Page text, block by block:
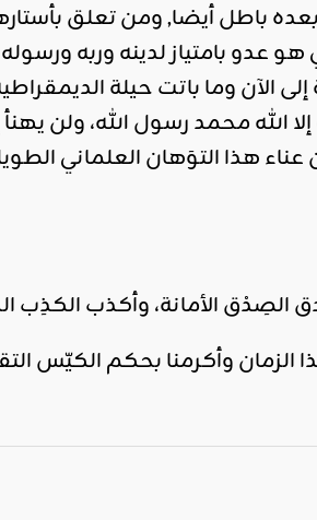
ما بعده باطل أيضا, ومن
هو عدو بامتياز لدينه وربه
الآن وما باتت حيلة
إلا الله محمد رسول الله، ولن
هذا التوَهان العلماني
الأمانة، وأكذب الكذِب
وأكرمنا بحكم الكيّس